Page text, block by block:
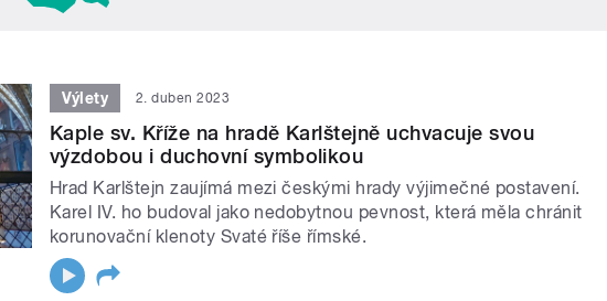
Výlety 2. duben 2023
Kaple sv. Kříže na hradě Karlštejně uchvacuje svou
výzdobou i duchovní symbolikou
Hrad Karlštejn zaujímá mezi českými hrady výjimečné postavení.
Karel IV. ho budoval jako nedobytnou pevnost, která měla chránit
korunovační klenoty Svaté říše římské.